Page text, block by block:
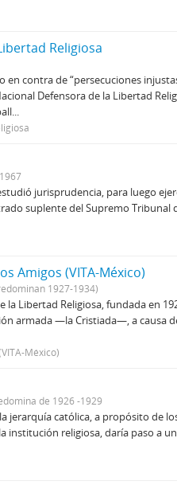
Religiosa
contra de “persecuciones
Defensora de la Libertad
jurisprudencia, para luego
suplente del Supremo Tribunal
Amigos (VITA-México)
1927-1934)
la Libertad Religiosa, fundada en
armada —la Cristiada—, a causa
México)
de 1926 -1929
jerarquía católica, a propósito de
institución religiosa, daría paso a